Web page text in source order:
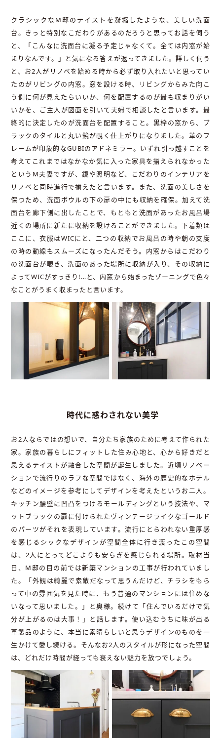
クラシックなM邸のテイストを凝縮したような、美しい洗面
台。きっと特別なこだわりがあるのだろうと思ってお話を伺う
と、「こんなに洗面台に凝る予定じゃなくて。全ては内窓が始
まりなんです。」と気になる答えが返ってきました。詳しく伺う
と、お2人がリノベを始める時から必ず取り入れたいと思ってい
たのがリビングの内窓。窓を設ける時、リビングからみた向こ
う側に何が見えたらいいか、何を配置するのが最も収まりがい
いかを、ご主人が図面を引いて夫婦で相談したと言います。最
終的に決定したのが洗面台を配置すること。黒枠の窓から、ブ
ラックのタイルと丸い鏡が覗く仕上がりになりました。革のフ
レームが印象的なGUBIのアドネミラー。いずれ引っ越すことを
考えてこれまではなかなか気に入った家具を揃えられなかった
というM夫妻ですが、鏡や照明など、こだわりのインテリアを
リノベと同時進行で揃えたと言います。また、洗面の美しさを
保つため、洗面ボウルの下の扉の中にも収納を確保。加えて洗
面台を廊下側に出したことで、もともと洗面があったお風呂場
近くの場所に新たに収納を設けることができました。下着類は
ここに、衣服はWICにと、二つの収納でお風呂の時や朝の支度
の時の動線もスムーズになったんだそう。内窓からはこだわり
の洗面台が覗き、洗面のあった場所に収納が入り、その収納に
よってWICがすっきり!…と、内窓から始まったゾーニングで色々
なことがうまく収まったと言います。
時代に惑わされない美学
お2人ならではの想いで、自分たち家族のために考えて作られた
家。家族の暮らしにフィットした住み心地と、心から好きだと
思えるテイストが融合した空間が誕生しました。近頃リノベー
ションで流行りのラフな空間ではなく、海外の歴史的なホテル
などのイメージを参考にしてデザインを考えたというお二人。
キッチン腰壁に凹凸をつけるモールディングという技法や、マ
ットブラックの扉に付けられたヴィンテージライクなゴールド
のパーツがそれを表現しています。流行にとらわれない重厚感
を感じるシックなデザインが空間全体に行き渡ったこの空間
は、2人にとってどこよりも安らぎを感じられる場所。取材当
日、M邸の目の前では新築マンションの工事が行われていまし
た。「外観は綺麗で素敵だなって思うんだけど、チラシをもら
って中の雰囲気を見た時に、もう普通のマンションには住めな
いなって思いました。」と奥様。続けて「住んでいるだけで気
分が上がるのは大事！」と話します。使い込むうちに味が出る
革製品のように、本当に素晴らしいと思うデザインのものを一
生かけて愛し続ける。そんなお2人のスタイルが形になった空間
は、どれだけ時間が経っても衰えない魅力を放つでしょう。